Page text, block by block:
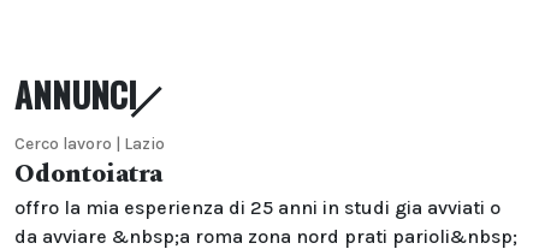
ANNUNCI
Cerco lavoro | Lazio
Odontoiatra
offro la mia esperienza di 25 anni in studi gia avviati o
da avviare &nbsp;a roma zona nord prati parioli&nbsp;